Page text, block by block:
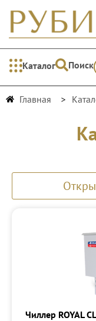
Каталог Поиск
Главная
Чиллер ROYAL